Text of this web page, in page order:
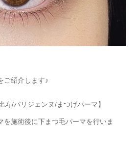
ご紹介します♪
を施術後に下まつ毛パーマを行いま